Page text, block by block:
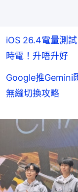
iOS 26.4電量測
時電！升唔升好
Google推
無縫切換攻略